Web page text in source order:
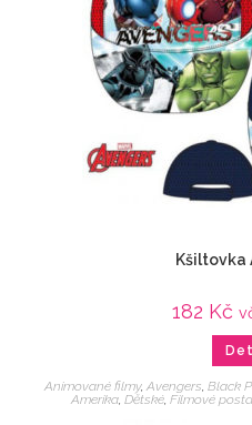
Kšiltovka
182 Kč
Animované filmy, Avengers Black
Amerika, Dětské, Filmové